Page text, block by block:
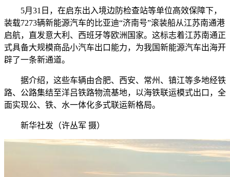
5月31日，在启东出入境边防检查站等单位高效保障下，
装载7273辆新能源汽车的比亚迪“济南号”滚装船从江苏南通港
启航，直发意大利、西班牙等欧洲国家。这标志着江苏南通正
式具备大规模商品小汽车出口能力，为我国新能源汽车出海开
辟了一条新通道。
据介绍，这些车辆由合肥、西安、常州、镇江等多地经铁
路、公路集结至洋吕铁路物流基地，以海铁联运模式出口，全
面实现公、铁、水一体化多式联运新格局。
新华社发（许丛军 摄）